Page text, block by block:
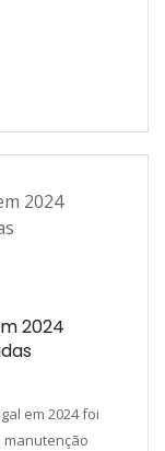
2024
em 2024 foi
manutenção